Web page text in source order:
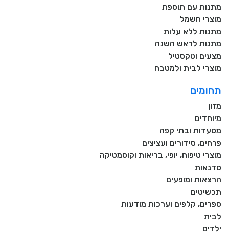
מתנות עם תוספת
מוצרי חשמל
מתנות ללא עלות
מתנות לראש השנה
מצעים וטקסטיל
מוצרי לבית ולמטבח
תחומים
מזון
מיוחדים
מסעדות ובתי קפה
פרחים, סידורים ועציצים
מוצרי טיפוח, יופי, בריאות וקוסמטיקה
סדנאות
הרצאות ומופעים
תכשיטים
ספרים, קלפים וערכות מודעות
לבית
ילדים